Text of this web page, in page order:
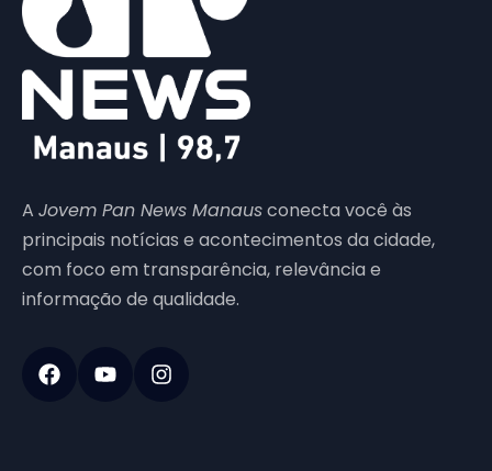
A Jovem Pan News Manausconecta você às
principais notícias e acontecimentos da cidade,
com foco em transparência, relevância e
informação de qualidade.